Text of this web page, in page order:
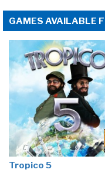
GAMES AVAILABLE
Tropico 5